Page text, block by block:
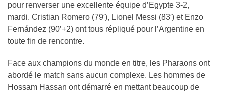
pour renverser une excellente équipe d’Egypte 3-2,
mardi. Cristian Romero (79′), Lionel Messi (83′) et Enzo
Fernández (90’+2) ont tous répliqué pour l’Argentine en
toute fin de rencontre.
Face aux champions du monde en titre, les Pharaons ont
abordé le match sans aucun complexe. Les hommes de
Hossam Hassan ont démarré en mettant beaucoup de